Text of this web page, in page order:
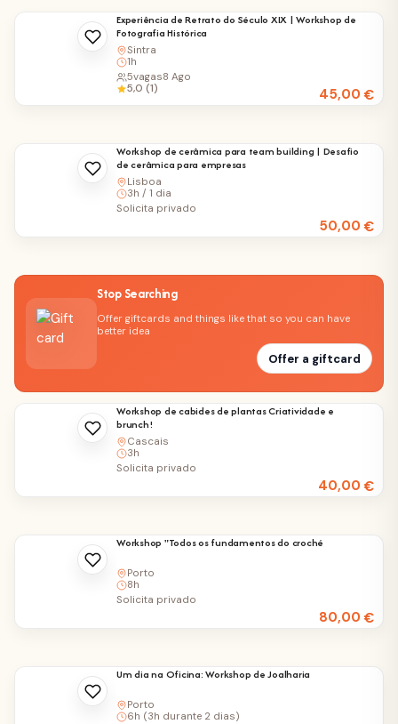
Experiência de Retrato do Século XIX | Workshop de
Fotografia Histórica
Sintra
1h
45,00€
5vagas8 Ago
5,0 (1)
Workshop de cerâmica para team building | Desafio
de cerâmica para empresas
Lisboa
3h / 1 dia
50,00€
Solicita privado
Stop Searching
Offer giftcards and things like that so you can have
better idea
Offer a giftcard
Workshop de cabides de plantas Criatividade e
brunch!
Cascais
3h
40,00€
Solicita privado
Workshop "Todos os fundamentos do croché
Porto
8h
80,00€
Solicita privado
Um dia na Oficina: Workshop de Joalharia
Porto
6h (3h durante 2 dias)